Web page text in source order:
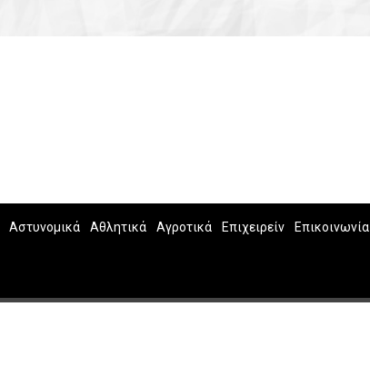
Αστυνομικά Αθλητικά Αγροτικά Επιχειρείν Επικοινωνία